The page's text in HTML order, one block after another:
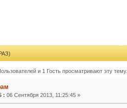
и 1 Гость просматривают эту тему.
: 06 Сентября 2013, 11:25:45 »